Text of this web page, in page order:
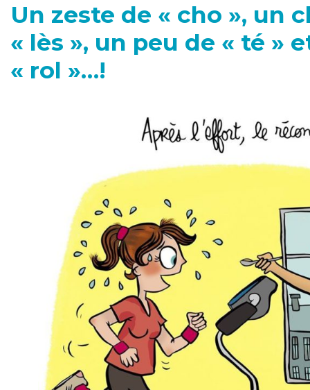
Un zeste de « cho », un
« lès », un peu de « té »
« rol »…!